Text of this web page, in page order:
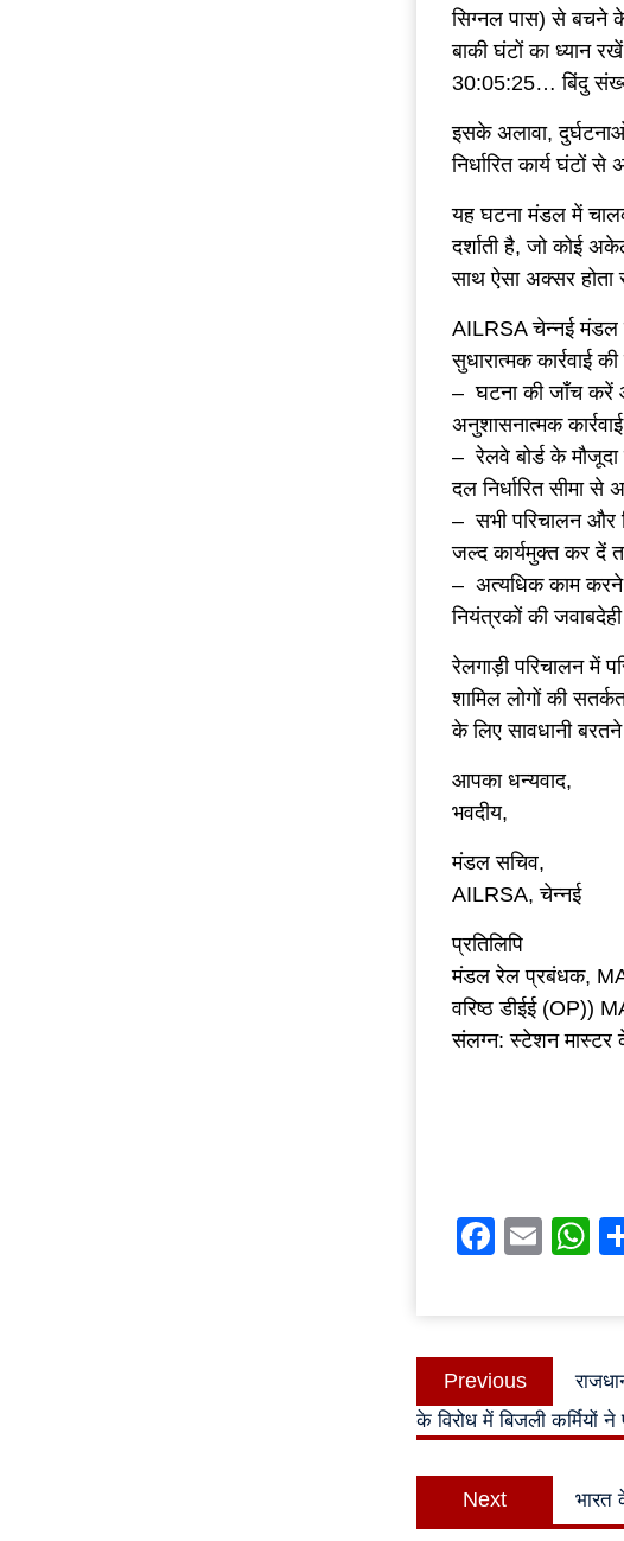
सिग्नल पास) से बचने के
बाकी घंटों का ध्यान
30:05:25… बिंदु
इसके अलावा,
निर्धारित कार्य घंटों
यह घटना मंडल में
दर्शाती है, जो कोई
साथ ऐसा अक्सर होता
AILRSA चेन्नई मंडल
सुधारात्मक कार्रवाई
– घटना की जाँच करें
अनुशासनात्मक
– रेलवे बोर्ड के
दल निर्धारित सीमा
– सभी परिचालन और
जल्द कार्यमुक्त कर दें
– अत्यधिक काम करने
नियंत्रकों की
रेलगाड़ी परिचालन में
शामिल लोगों की
के लिए सावधानी
आपका धन्यवाद,
भवदीय,
मंडल सचिव,
AILRSA, चेन्नई
प्रतिलिपि
मंडल रेल प्रबंधक,
वरिष्ठ डीईई (OP))
संलग्न: स्टेशन मास्टर
Post
navigation
Previous
post:
के विरोध में बिजली कर्मियों ने
Next
post:
भारत